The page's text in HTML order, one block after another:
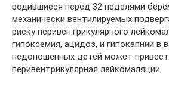
родившиеся перед 32 неделями
механически вентилируемых
риску перивентрикулярного
гипоксемия, ацидоз, и гипокапнии в
недоношенных детей может
перивентрикулярная лейкомаляции.